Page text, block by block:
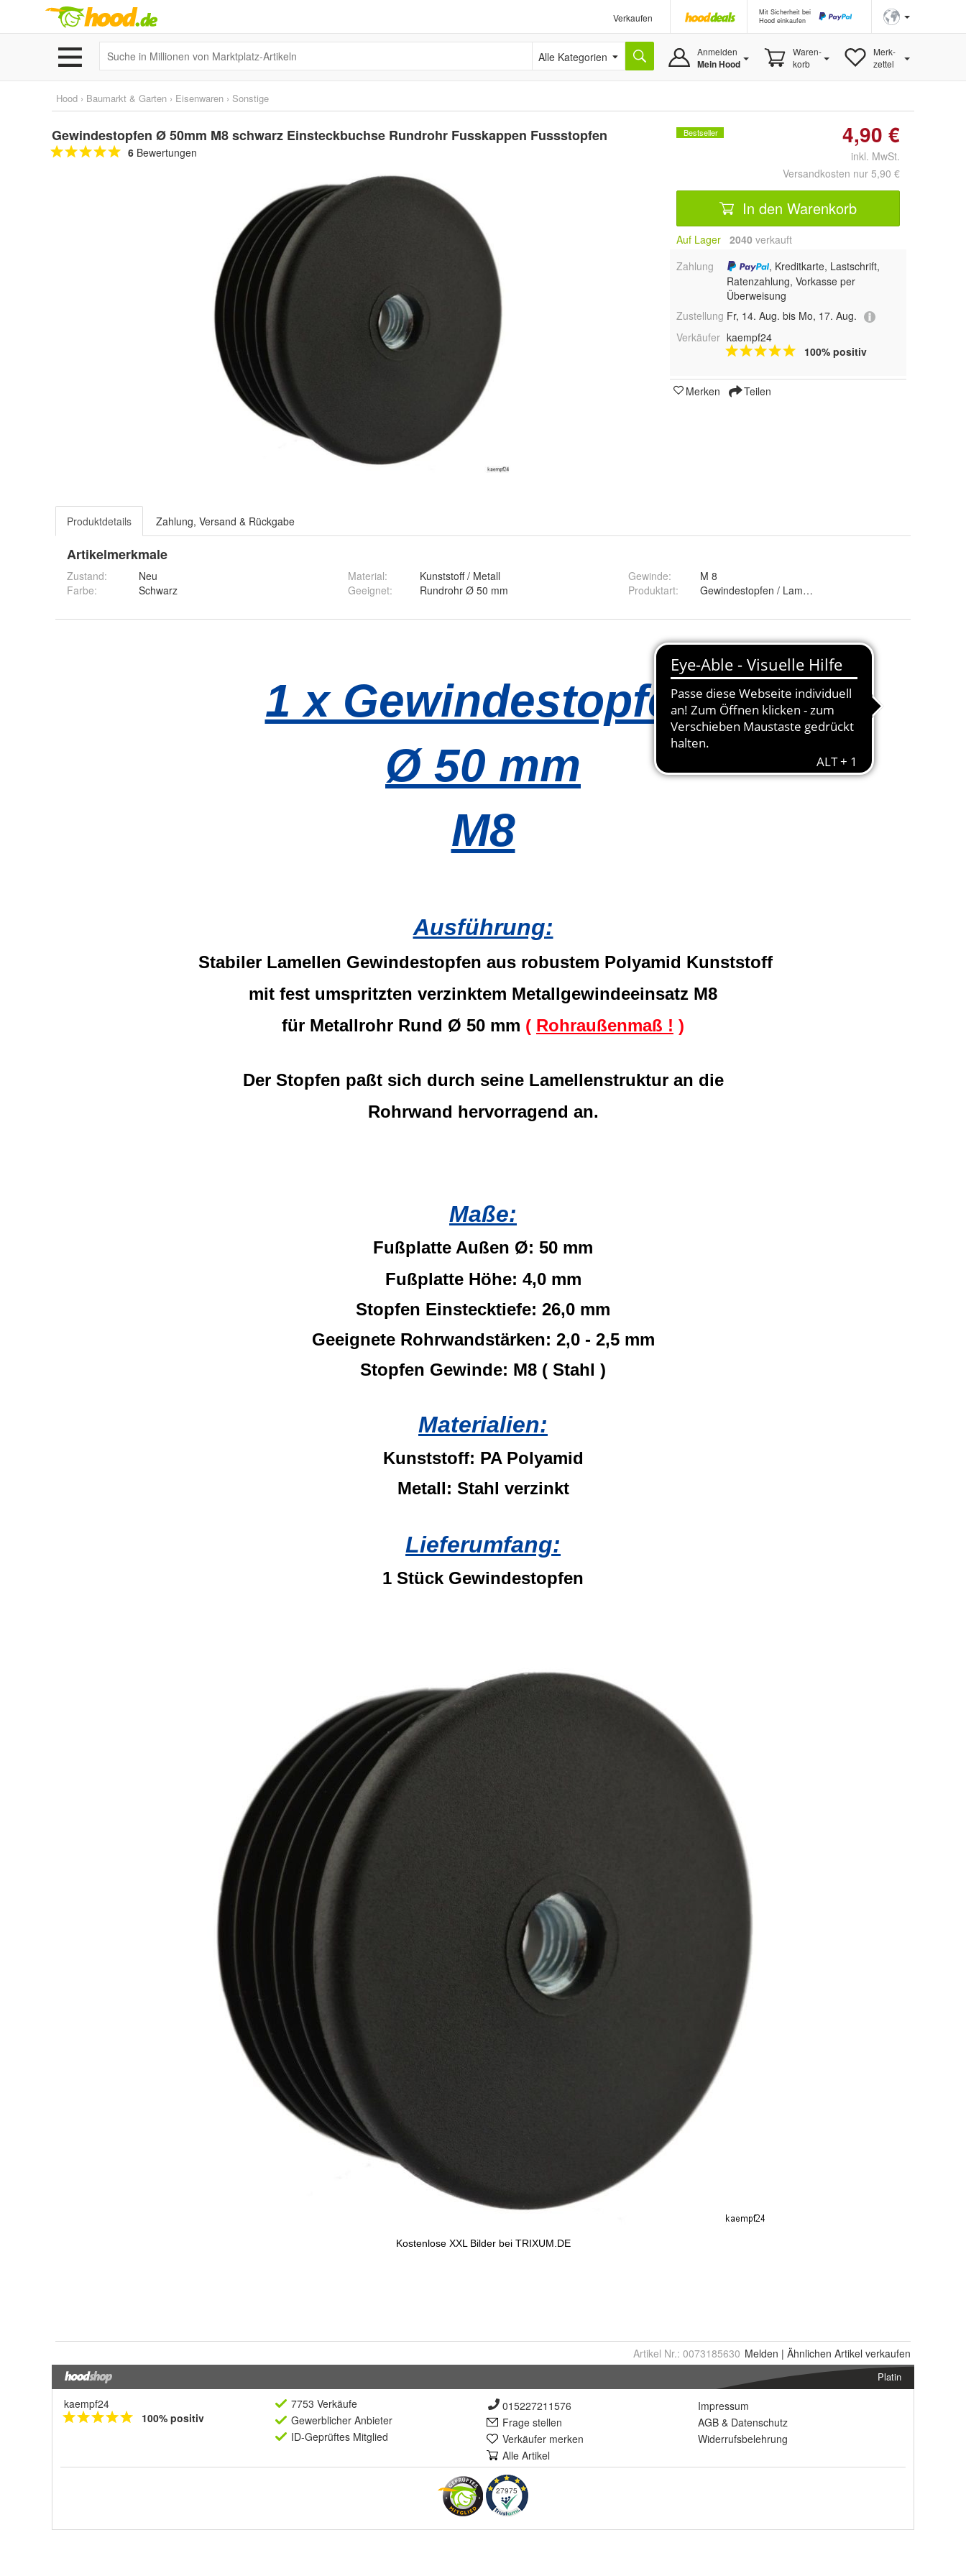
Verkaufen
Mit Sicherheit bei
Hood einkaufen
Alle Kategorien Anmelden
Mein Hood
Waren-
korb
Merk-
zettel
Hood › Baumarkt & Garten › Eisenwaren › Sonstige
Gewindestopfen Ø 50mm M8 schwarz Einsteckbuchse Rundrohr Fusskappen Fussstopfen
6 Bewertungen
Bestseller 4,90 €
inkl. MwSt.
Versandkosten nur 5,90 €
In den Warenkorb
Auf Lager 2040 verkauft
Zahlung
, Kreditkarte, Lastschrift,
Ratenzahlung, Vorkasse per
Überweisung
Zustellung Fr, 14. Aug. bis Mo, 17. Aug.
Verkäufer kaempf24
100% positiv
Merken Teilen
Produktdetails Zahlung, Versand & Rückgabe
Artikelmerkmale
Zustand:
Neu
Farbe: Schwarz
Material:
Kunststoff / Metall
Geeignet: Rundrohr Ø 50 mm
Gewinde:
M 8
Produktart: Gewindestopfen / Lamellenstopfen
Artikel Nr.: 0073185630 Melden | Ähnlichen Artikel verkaufen
Platin
kaempf24
100% positiv
7753 Verkäufe
Gewerblicher Anbieter
ID-Geprüftes Mitglied
015227211576
Frage stellen
Verkäufer merken
Alle Artikel
Impressum
AGB & Datenschutz
Widerrufsbelehrung
27975